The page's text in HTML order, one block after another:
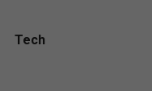
Tech